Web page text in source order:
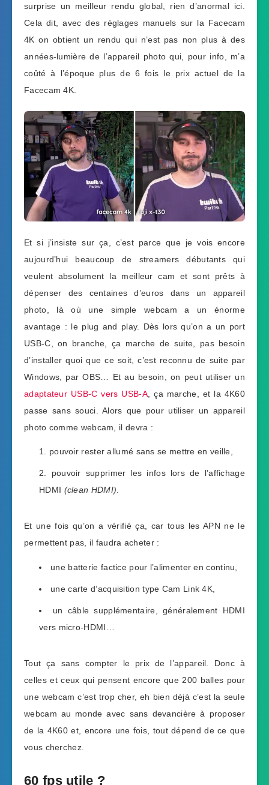
surprise un meilleur rendu global, rien d’anormal ici.
Cela dit, avec des réglages manuels sur la Facecam
4K on obtient un rendu qui n’est pas non plus à des
années-lumière de l’appareil photo qui, pour info, m’a
coûté à l’époque plus de 6 fois le prix actuel de la
Facecam 4K.
Et si j’insiste sur ça, c’est parce que je vois encore
aujourd’hui beaucoup de streamers débutants qui
veulent absolument la meilleur cam et sont prêts à
dépenser des centaines d’euros dans un appareil
photo, là où une simple webcam a un énorme
avantage : le plug and play. Dès lors qu’on a un port
USB-C, on branche, ça marche de suite, pas besoin
d’installer quoi que ce soit, c’est reconnu de suite par
Windows, par OBS… Et au besoin, on peut utiliser un
adaptateur USB-C vers USB-A, ça marche, et la 4K60
passe sans souci. Alors que pour utiliser un appareil
photo comme webcam, il devra :
pouvoir rester allumé sans se mettre en veille,
pouvoir supprimer les infos lors de l’affichage
HDMI (clean HDMI).
Et une fois qu’on a vérifié ça, car tous les APN ne le
permettent pas, il faudra acheter :
une batterie factice pour l’alimenter en continu,
une carte d’acquisition type Cam Link 4K,
un câble supplémentaire, généralement HDMI
vers micro-HDMI…
Tout ça sans compter le prix de l’appareil. Donc à
celles et ceux qui pensent encore que 200 balles pour
une webcam c’est trop cher, eh bien déjà c’est la seule
webcam au monde avec sans devancière à proposer
de la 4K60 et, encore une fois, tout dépend de ce que
vous cherchez.
60 fps utile ?